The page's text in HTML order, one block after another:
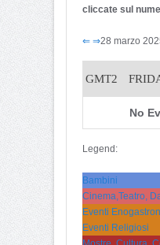
cliccate sul
⇐ ⇒28 marzo
GMT2
No
Legend:
Bambini
Cinema,Teatro,
Eventi
Eventi Religiosi